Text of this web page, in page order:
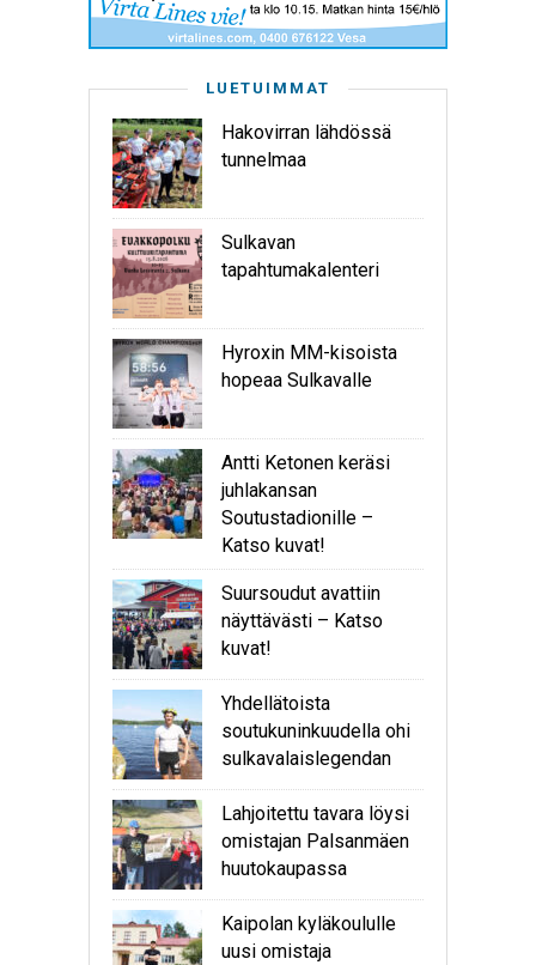
LUETUIMMAT
Hakovirran lähdössä
tunnelmaa
Sulkavan
tapahtumakalenteri
Hyroxin MM-kisoista
hopeaa Sulkavalle
Antti Ketonen keräsi
juhlakansan
Soutustadionille –
Katso kuvat!
Suursoudut avattiin
näyttävästi – Katso
kuvat!
Yhdellätoista
soutukuninkuudella ohi
sulkavalaislegendan
Lahjoitettu tavara löysi
omistajan Palsanmäen
huutokaupassa
Kaipolan kyläkoululle
uusi omistaja